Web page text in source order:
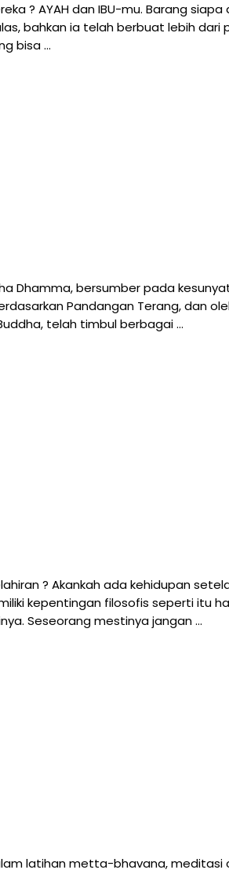
? AYAH dan IBU-mu. Barang
bahkan ia telah berbuat lebih
bisa …
Dhamma, bersumber pada
Pandangan Terang, dan
telah timbul berbagai …
kelahiran ? Akankah ada kehidupan
kepentingan filosofis seperti itu
Seseorang mestinya jangan …
latihan metta-bhavana,